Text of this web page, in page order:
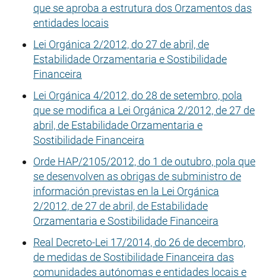
que se aproba a estrutura dos Orzamentos das
entidades locais
Lei Orgánica 2/2012, do 27 de abril, de
Estabilidade Orzamentaria e Sostibilidade
Financeira
Lei Orgánica 4/2012, do 28 de setembro, pola
que se modifica a Lei Orgánica 2/2012, de 27 de
abril, de Estabilidade Orzamentaria e
Sostibilidade Financeira
Orde HAP/2105/2012, do 1 de outubro, pola que
se desenvolven as obrigas de subministro de
información previstas en la Lei Orgánica
2/2012, de 27 de abril, de Estabilidade
Orzamentaria e Sostibilidade Financeira
Real Decreto-Lei 17/2014, do 26 de decembro,
de medidas de Sostibilidade Financeira das
comunidades autónomas e entidades locais e